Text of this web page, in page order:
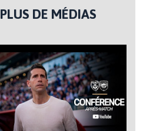
PLUS DE MÉDIAS